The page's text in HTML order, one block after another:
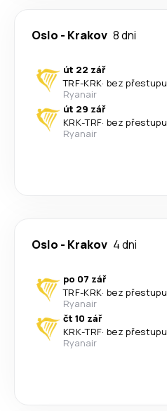
Oslo - Krakov 8 dni
út 22 zář
TRF-KRK· bez přestupu
Ryanair
út 29 zář
KRK-TRF· bez přestupu
Ryanair
Oslo - Krakov 4 dni
po 07 zář
TRF-KRK· bez přestupu
Ryanair
čt 10 zář
KRK-TRF· bez přestupu
Ryanair